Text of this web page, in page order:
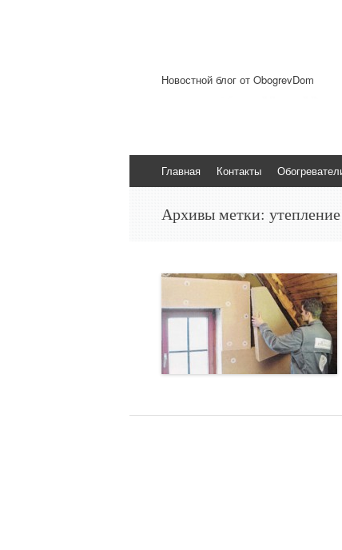
Новостной блог от ObogrevDom
Перейти к содержимому
Главная Контакты
Архивы метки: